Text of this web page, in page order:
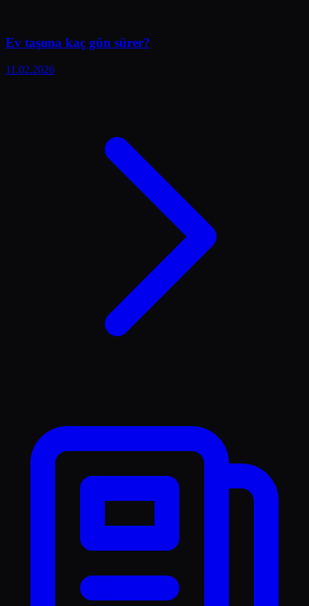
Ev taşıma kaç gün sürer?
11.02.2026